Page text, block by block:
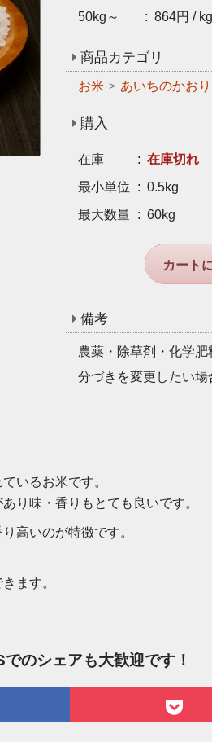
50kg～
864円 / kg
商品カテゴリ
お米 あいちのかおり
購入
在庫
在庫切れ
最小単位
0.5kg
最大数量
60kg
カート
備考
農薬・除草剤・化学肥
分づきを変更したい場
いるお米です。
り味・香りもとても良いです。
高いのが特徴です。
ます。
でのシェアも大歓迎です！